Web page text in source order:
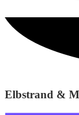
Elbstrand &